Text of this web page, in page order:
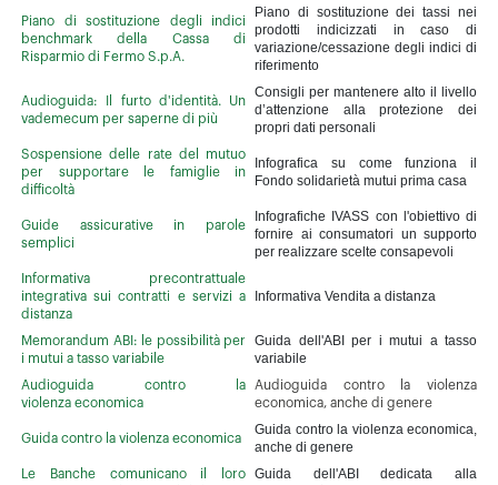
Piano di sostituzione degli indici
benchmark della Cassa di
Risparmio di Fermo S.p.A.
Piano di sostituzione dei tassi nei
prodotti indicizzati in caso di
variazione/cessazione degli indici di
riferimento
Audioguida: Il furto d'identità. Un
vademecum per saperne di più
Consigli per mantenere alto il livello
d’attenzione alla protezione dei
propri dati personali
Sospensione delle rate del mutuo
per supportare le famiglie in
difficoltà
Infografica su come funziona il
Fondo solidarietà mutui prima casa
Guide assicurative in parole
semplici
Infografiche IVASS con l'obiettivo di
fornire ai consumatori un supporto
per realizzare scelte consapevoli
Informativa precontrattuale
integrativa sui contratti e servizi a
distanza
Informativa Vendita a distanza
Memorandum ABI: le possibilità per
i mutui a tasso variabile
Guida dell'ABI per i mutui a tasso
variabile
Audioguida contro la
violenza economica
Audioguida contro la violenza
economica, anche di genere
Guida contro la violenza economica
Guida contro la violenza economica,
anche di genere
Le Banche comunicano il loro
Guida dell'ABI dedicata alla